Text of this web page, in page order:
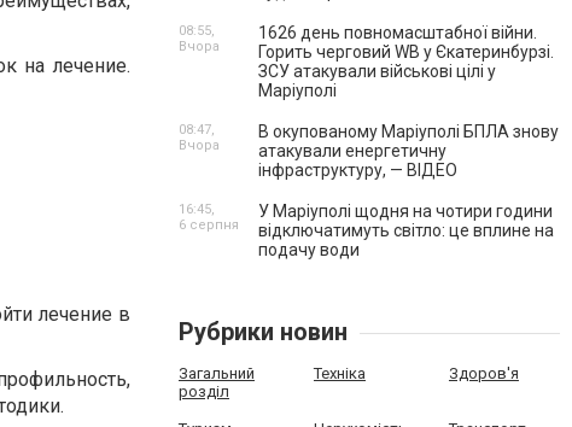
на лечение.
лечение в
1626 день повномасштабної війни.
Горить черговий WB у Єкатеринбурзі.
ЗСУ атакували військові цілі у
Маріуполі
08:55,
Вчора
В окупованому Маріуполі БПЛА знову
атакували енергетичну
інфраструктуру, — ВІДЕО
08:47,
Вчора
У Маріуполі щодня на чотири години
відключатимуть світло: це вплине на
подачу води
16:45,
6 серпня
Рубрики новин
Загальний
розділ
Техніка Здоров'я